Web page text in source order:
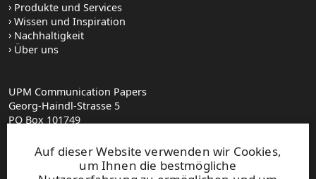
Auf dieser Website verwenden wir Cookies,
um Ihnen die bestmögliche
Produkte und Services
Wissen und Inspiration
Nachhaltigkeit
Über uns
UPM Communication Papers
Georg-Haindl-Strasse 5
PO Box 101749
Tel.+49 821 31090